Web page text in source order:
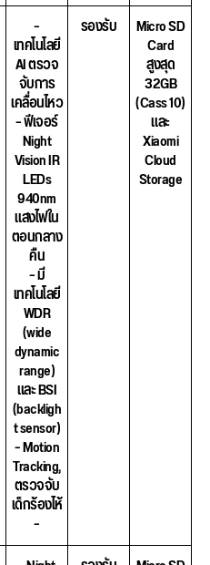
–
เทคโนโลยี
AI ตรวจ
จับการ
เคลื่อนไหว
– ฟีเจอร์
Night
Vision IR
LEDs
940nm
แสงไฟใน
ตอนกลาง
คืน
– มี
เทคโนโลยี
WDR
(wide
dynamic
range)
และ BSI
(backligh
t sensor)
– Motion
Tracking,
ตรวจจับ
เด็กร้องไห้
–
รองรับ Micro SD
Card
สูงสุด
32GB
(Cass 10)
และ
Xiaomi
Cloud
Storage